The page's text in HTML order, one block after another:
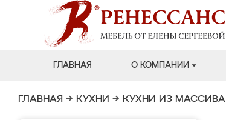
ГЛАВНАЯ О КОМПАНИИ
ГЛАВНАЯ → КУХНИ → КУХНИ ИЗ МАССИВА